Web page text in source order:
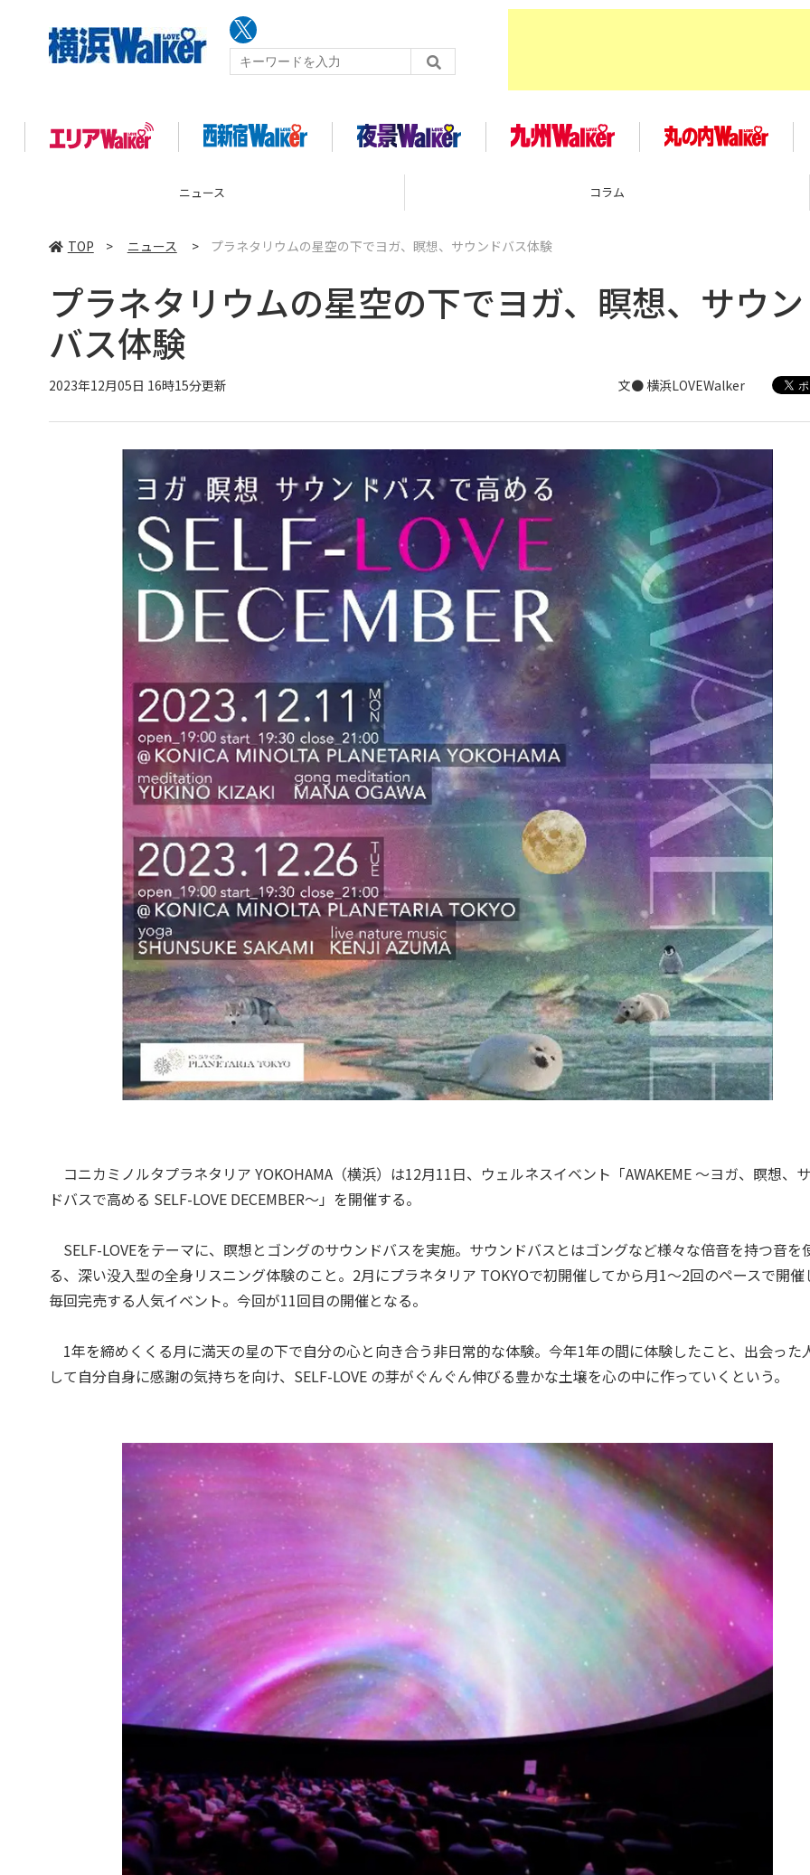
コラム 企画
TOP > ニュース > プラネタリウムの星空の下でヨガ、瞑想、サウンドバス体験
プラネタリウムの星空の下でヨガ、瞑想、サウ
バス体験
2023年12月05日 16時15分更新 文● 横浜LOVEWalker
コニカミノルタプラネタリア YOKOHAMA（横浜）は12月11日、ウェルネスイベント「AWAKEME ～ヨガ、瞑想、
ドバスで高める SELF-LOVE DECEMBER～」を開催する。
SELF-LOVEをテーマに、瞑想とゴングのサウンドバスを実施。サウンドバスとはゴングなど様々な倍音を持つ音を
る、深い没入型の全身リスニング体験のこと。2月にプラネタリア TOKYOで初開催してから月1～2回のペースで開催
毎回完売する人気イベント。今回が11回目の開催となる。
1年を締めくくる月に満天の星の下で自分の心と向き合う非日常的な体験。今年1年の間に体験したこと、出会った
して自分自身に感謝の気持ちを向け、SELF-LOVE の芽がぐんぐん伸びる豊かな土壌を心の中に作っていくという。